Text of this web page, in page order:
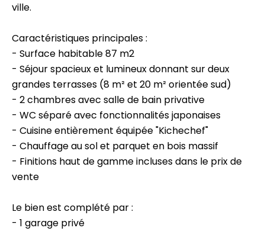
ville.
Caractéristiques principales :
- Surface habitable 87 m2
- Séjour spacieux et lumineux donnant sur deux
grandes terrasses (8 m² et 20 m² orientée sud)
- 2 chambres avec salle de bain privative
- WC séparé avec fonctionnalités japonaises
- Cuisine entièrement équipée "Kichechef"
- Chauffage au sol et parquet en bois massif
- Finitions haut de gamme incluses dans le prix de
vente
Le bien est complété par :
- 1 garage privé